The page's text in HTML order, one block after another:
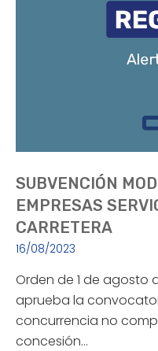
SUBVENCIÓN
EMPRESAS
CARRETERA
16/08/2023
Orden de 1 de agosto
aprueba la
concurrencia no
concesión…